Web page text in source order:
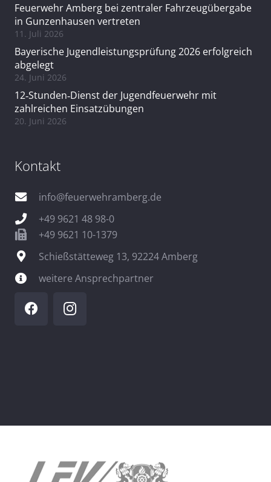
Feuerwehr Amberg bei zentraler Fahrzeugübergabe
in Gunzenhausen vertreten
11. Juli 2026
Bayerische Jugendleistungsprüfung 2026 erfolgreich
abgelegt
24. Juni 2026
12‑Stunden‑Dienst der Jugendfeuerwehr mit
zahlreichen Einsatzübungen
20. Juni 2026
Kontakt
info@feuerwehramberg.de
+49 9621 48 98-0
+49 9621 10-1379
Schießstätteweg 13, 92224 Amberg
weitere Ansprechpartner